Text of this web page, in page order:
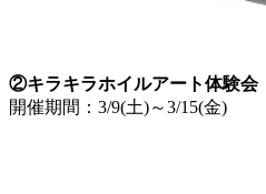
②キラキラホイルアート体験会
開催期間：3/9(土)～3/15(金)